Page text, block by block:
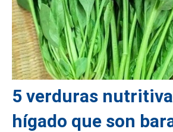
5 verduras
hígado que son